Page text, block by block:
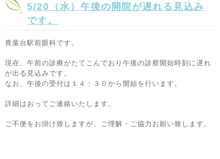
5/20（水）午後の開院が遅れる見込み
です。
青葉台駅前眼科です。
現在、午前の診療がたてこんでおり午後の診察開始時刻に遅れ
が出る見込みです。
なお、午後の受付は１４：３０から開始を行います。
詳細はおってご連絡いたします。
ご不便をお掛け致しますが、ご理解・ご協力お願い致します。